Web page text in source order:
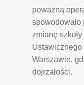
poważną
zmianę
Warszawie,
dojrzałości.